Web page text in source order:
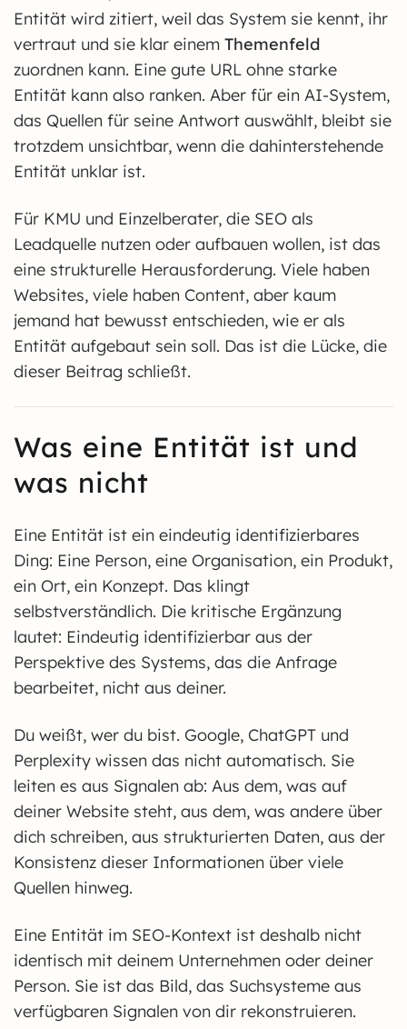
Entität wird zitiert, weil das System sie kennt, ihr
vertraut und sie klar einem Themenfeld
zuordnen kann. Eine gute URL ohne starke
Entität kann also ranken. Aber für ein AI-System,
das Quellen für seine Antwort auswählt, bleibt sie
trotzdem unsichtbar, wenn die dahinterstehende
Entität unklar ist.
Für KMU und Einzelberater, die SEO als
Leadquelle nutzen oder aufbauen wollen, ist das
eine strukturelle Herausforderung. Viele haben
Websites, viele haben Content, aber kaum
jemand hat bewusst entschieden, wie er als
Entität aufgebaut sein soll. Das ist die Lücke, die
dieser Beitrag schließt.
Was eine Entität ist und
was nicht
Eine Entität ist ein eindeutig identifizierbares
Ding: Eine Person, eine Organisation, ein Produkt,
ein Ort, ein Konzept. Das klingt
selbstverständlich. Die kritische Ergänzung
lautet: Eindeutig identifizierbar aus der
Perspektive des Systems, das die Anfrage
bearbeitet, nicht aus deiner.
Du weißt, wer du bist. Google, ChatGPT und
Perplexity wissen das nicht automatisch. Sie
leiten es aus Signalen ab: Aus dem, was auf
deiner Website steht, aus dem, was andere über
dich schreiben, aus strukturierten Daten, aus der
Konsistenz dieser Informationen über viele
Quellen hinweg.
Eine Entität im SEO-Kontext ist deshalb nicht
identisch mit deinem Unternehmen oder deiner
Person. Sie ist das Bild, das Suchsysteme aus
verfügbaren Signalen von dir rekonstruieren.